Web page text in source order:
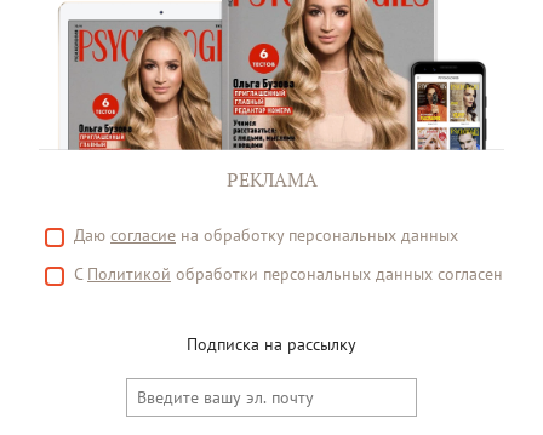
РЕКЛАМА
Даю согласие на обработку персональных данных
С Политикой обработки персональных данных согласен
Подписка на рассылку